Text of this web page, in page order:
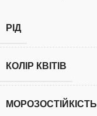
РІД
КОЛІР КВІТІВ
МОРОЗОСТІЙКІСТЬ